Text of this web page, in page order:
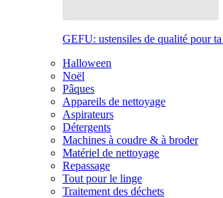
GEFU: ustensiles de qualité pour
Halloween
Noël
Pâques
Appareils de nettoyage
Aspirateurs
Détergents
Machines à coudre & à broder
Matériel de nettoyage
Repassage
Tout pour le linge
Traitement des déchets